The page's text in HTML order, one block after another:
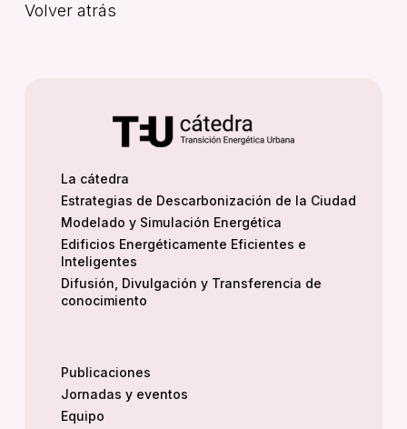
Volver atrás
La cátedra
Estrategias de Descarbonización de la Ciudad
Modelado y Simulación Energética
Edificios Energéticamente Eficientes e
Inteligentes
Difusión, Divulgación y Transferencia de
conocimiento
Publicaciones
Jornadas y eventos
Equipo